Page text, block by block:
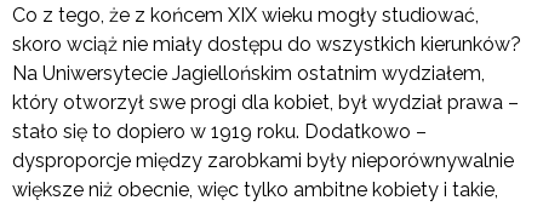
Co z tego, że z końcem XIX wieku mogły studiować,
skoro wciąż nie miały dostępu do wszystkich kierunków?
Na Uniwersytecie Jagiellońskim ostatnim wydziałem,
który otworzył swe progi dla kobiet, był wydział prawa –
stało się to dopiero w 1919 roku. Dodatkowo –
dysproporcje między zarobkami były nieporównywalnie
większe niż obecnie, więc tylko ambitne kobiety i takie,